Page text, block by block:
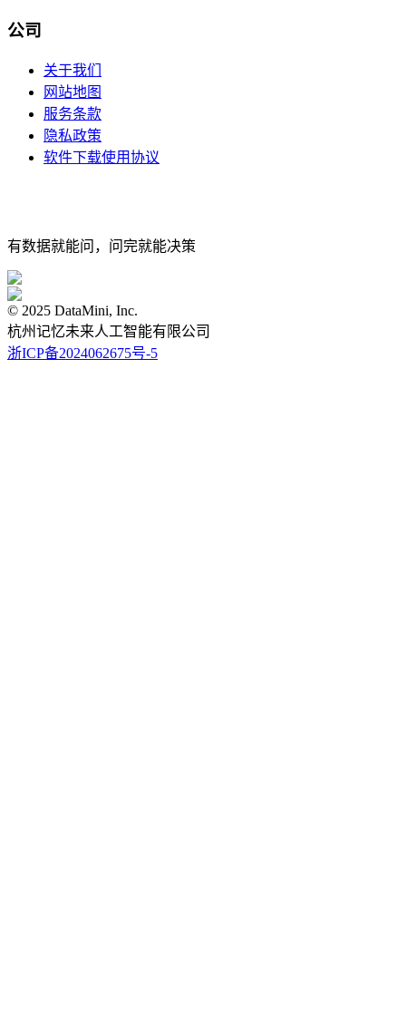
公司
关于我们
网站地图
服务条款
隐私政策
软件下载使用协议
有数据就能问，问完就能决策
© 2025 DataMini, Inc.
杭州记忆未来人工智能有限公司
浙ICP备2024062675号-5